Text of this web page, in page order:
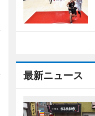
最新ニュース